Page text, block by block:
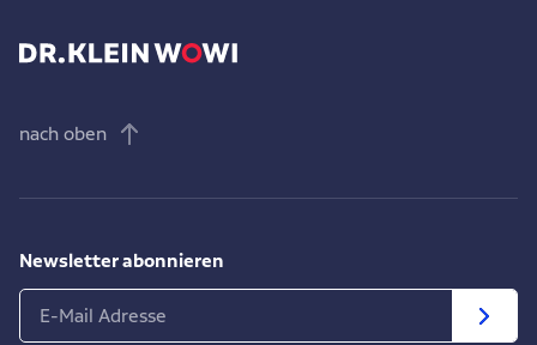
nach oben
Newsletter abonnieren